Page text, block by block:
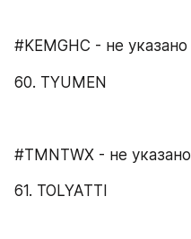
#KEMGHC - не указано
60. TYUMEN
#TMNTWX - не указано
61. TOLYATTI